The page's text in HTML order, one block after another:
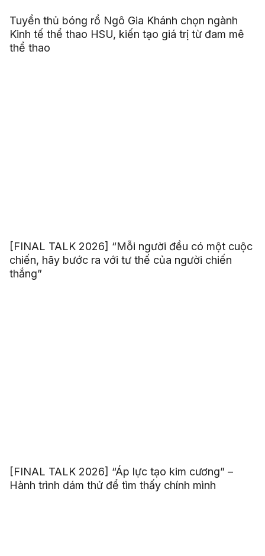
Tuyển thủ bóng rổ Ngô Gia Khánh chọn ngành
Kinh tế thể thao HSU, kiến tạo giá trị từ đam mê
thể thao
[FINAL TALK 2026] “Mỗi người đều có một cuộc
chiến, hãy bước ra với tư thế của người chiến
thắng”
[FINAL TALK 2026] “Áp lực tạo kim cương” –
Hành trình dám thử để tìm thấy chính mình